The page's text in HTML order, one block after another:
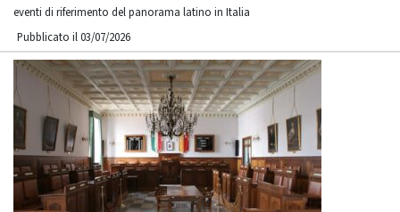
eventi di riferimento del panorama latino in Italia
Pubblicato il 03/07/2026